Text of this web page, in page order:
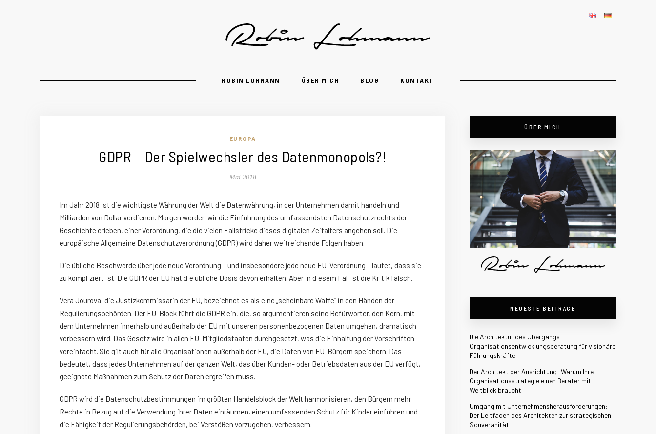
ROBIN LOHMANN ÜBER MICH BLOG KONTAKT
EUROPA
GDPR – Der Spielwechsler des Datenmonopols?!
Mai 2018
Im Jahr 2018 ist die wichtigste Währung der Welt die Datenwährung, in der Unternehmen damit handeln und
Milliarden von Dollar verdienen. Morgen werden wir die Einführung des umfassendsten Datenschutzrechts der
Geschichte erleben, einer Verordnung, die die vielen Fallstricke dieses digitalen Zeitalters angehen soll. Die
europäische Allgemeine Datenschutzverordnung (GDPR) wird daher weitreichende Folgen haben.
Die übliche Beschwerde über jede neue Verordnung – und insbesondere jede neue EU-Verordnung – lautet, dass sie
zu kompliziert ist. Die GDPR der EU hat die übliche Dosis davon erhalten. Aber in diesem Fall ist die Kritik falsch.
Vera Jourova, die Justizkommissarin der EU, bezeichnet es als eine „scheinbare Waffe“ in den Händen der
Regulierungsbehörden. Der EU-Block führt die GDPR ein, die, so argumentieren seine Befürworter, den Kern, mit
dem Unternehmen innerhalb und außerhalb der EU mit unseren personenbezogenen Daten umgehen, dramatisch
verbessern wird. Das Gesetz wird in allen EU-Mitgliedstaaten durchgesetzt, was die Einhaltung der Vorschriften
vereinfacht. Sie gilt auch für alle Organisationen außerhalb der EU, die Daten von EU-Bürgern speichern. Das
bedeutet, dass jedes Unternehmen auf der ganzen Welt, das über Kunden- oder Betriebsdaten aus der EU verfügt,
geeignete Maßnahmen zum Schutz der Daten ergreifen muss.
GDPR wird die Datenschutzbestimmungen im größten Handelsblock der Welt harmonisieren, den Bürgern mehr
Rechte in Bezug auf die Verwendung ihrer Daten einräumen, einen umfassenden Schutz für Kinder einführen und
die Fähigkeit der Regulierungsbehörden, bei Verstößen vorzugehen, verbessern.
ÜBER MICH
NEUESTE BEITRÄGE
Die Architektur des Übergangs:
Organisationsentwicklungsberatung für visionäre
Führungskräfte
Der Architekt der Ausrichtung: Warum Ihre
Organisationsstrategie einen Berater mit
Weitblick braucht
Umgang mit Unternehmensherausforderungen:
Der Leitfaden des Architekten zur strategischen
Souveränität